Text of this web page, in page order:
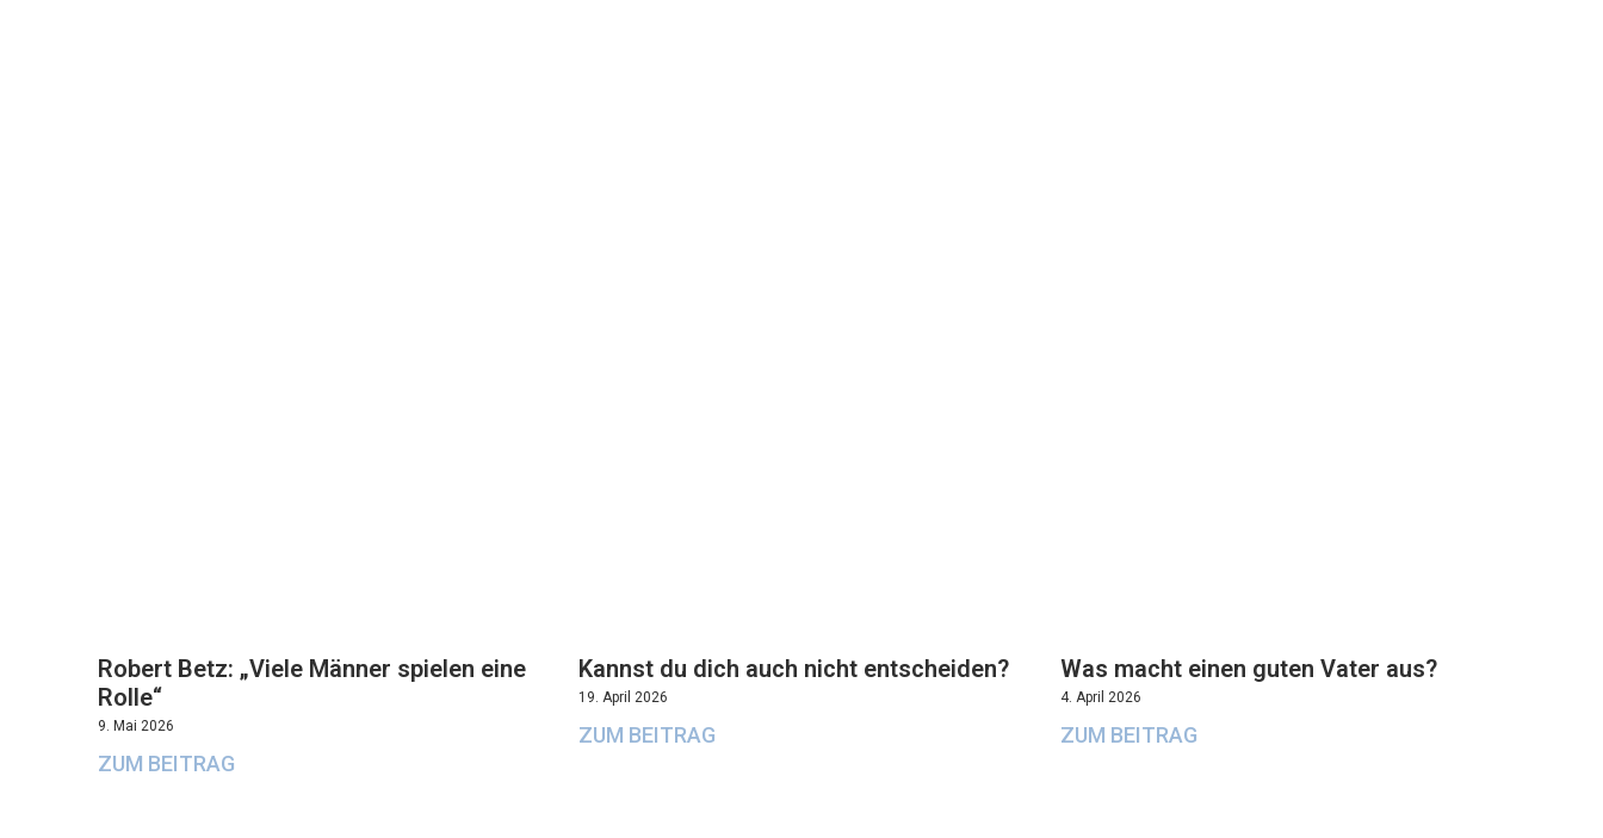
Robert Betz: „Viele Männer spielen eine
Rolle“
9. Mai 2026
ZUM BEITRAG
Kannst du dich auch nicht entscheiden?
19. April 2026
ZUM BEITRAG
Was macht einen guten Vater aus?
4. April 2026
ZUM BEITRAG